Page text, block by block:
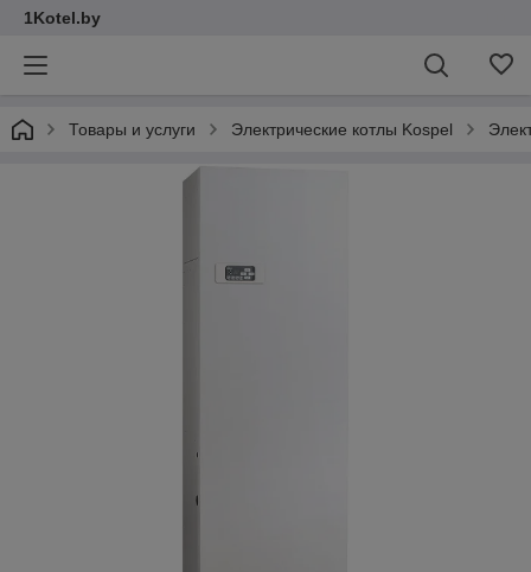
1Kotel.by
Товары и услуги Электрические котлы Kospel